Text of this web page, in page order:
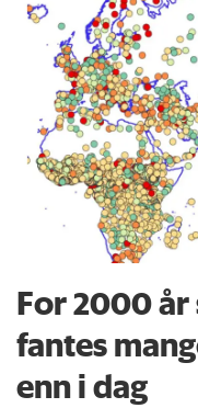
For 2000 år
fantes
enn i dag